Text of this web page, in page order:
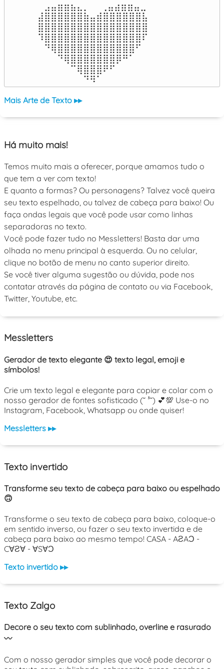
⠀⣠⣤⣶⣶⣦⣄⡀  ⠀⢀⣤⣴⣶⣶⣤⣀⠀
⣼⣿⣿⣿⣿⣿⣿⣷⣤⣾⣿⣿⣿⣿⣿⣿⣧
⣿⣿⣿⣿⣿⣿⣿⣿⣿⣿⣿⣿⣿⣿⣿⣿⣿
⠹⣿⣿⣿⣿⣿⣿⣿⣿⣿⣿⣿⣿⣿⣿⣿⠏
⠀⠙⢿⣿⣿⣿⣿⣿⣿⣿⣿⣿⣿⣿⣿⠋⠀
⠀⠀⠀⠙⢿⣿⣿⣿⣿⣿⣿⣿⡿⠛⠁⠀⠀
⠀⠀⠀⠀⠀⠉⢿⣿⣿⣿⠟⠋⠀⠀⠀⠀⠀
⠀⠀⠀⠀⠀⠀⠀⠙⠻⠁⠀⠀⠀⠀⠀⠀⠀⠀⠀⠀⠀⠀⠀
Mais Arte de Texto ▸▸
Há muito mais!
Temos muito mais a oferecer, porque amamos tudo o
que tem a ver com texto!
E quanto a formas? Ou personagens? Talvez você queira
seu texto espelhado, ou talvez de cabeça para baixo! Ou
faça ondas legais que você pode usar como linhas
separadoras no texto.
Você pode fazer tudo no Messletters! Basta dar uma
olhada no menu principal à esquerda. Ou no celular,
clique no botão de menu no canto superior direito.
Se você tiver alguma sugestão ou dúvida, pode nos
contatar através da página de contato ou via Facebook,
Twitter, Youtube, etc.
Messletters
Gerador de texto elegante 😍 texto legal, emoji e
símbolos!
Crie um texto legal e elegante para copiar e colar com o
nosso gerador de fontes sofisticado (˘ ³˘) 💕💯 Use-o no
Instagram, Facebook, Whatsapp ou onde quiser!
Messletters ▸▸
Texto invertido
Transforme seu texto de cabeça para baixo ou espelhado
🙃
Transforme o seu texto de cabeça para baixo, coloque-o
em sentido inverso, ou fazer o seu texto invertida e de
cabeça para baixo ao mesmo tempo! CASA - AƧAƆ -
C∀Ƨ∀ - ∀S∀Ɔ
Texto invertido ▸▸
Texto Zalgo
Decore o seu texto com sublinhado, overline e rasurado
〰️
Com o nosso gerador simples que você pode decorar o